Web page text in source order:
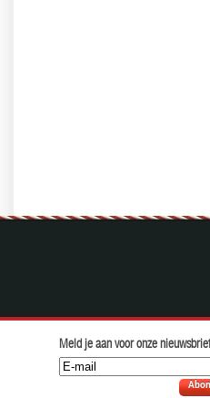
Meld je aan voor onze